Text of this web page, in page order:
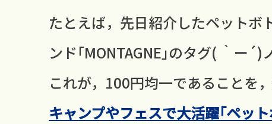
たとえば，先日紹介したペットボ
ンド｢MONTAGNE｣のタグ( ｀ー´)
これが，100円均一であることを
キャンプやフェスで大活躍｢ペッ